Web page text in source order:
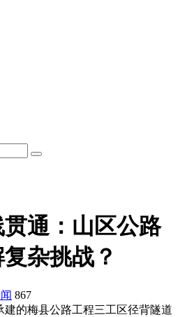
通：山区公路
杂挑战？
867
的梅县公路工程三工区径背隧道